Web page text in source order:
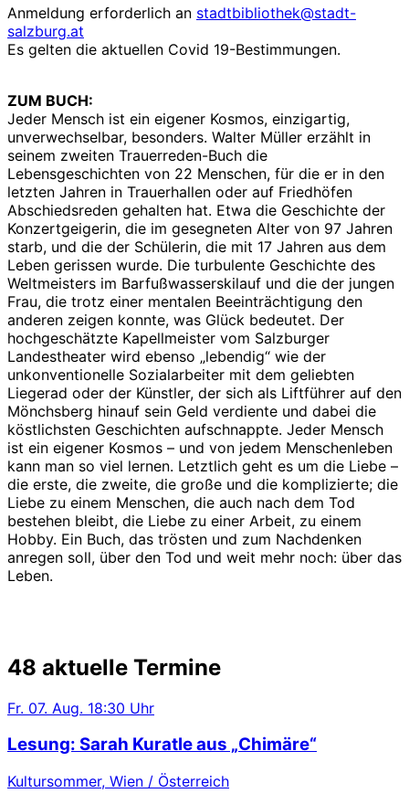
Anmeldung erforderlich an stadtbibliothek@stadt-
salzburg.at
Es gelten die aktuellen Covid 19-Bestimmungen.
ZUM BUCH:
Jeder Mensch ist ein eigener Kosmos, einzigartig,
unverwechselbar, besonders. Walter Müller erzählt in
seinem zweiten Trauerreden-Buch die
Lebensgeschichten von 22 Menschen, für die er in den
letzten Jahren in Trauerhallen oder auf Friedhöfen
Abschiedsreden gehalten hat. Etwa die Geschichte der
Konzertgeigerin, die im gesegneten Alter von 97 Jahren
starb, und die der Schülerin, die mit 17 Jahren aus dem
Leben gerissen wurde. Die turbulente Geschichte des
Weltmeisters im Barfußwasserskilauf und die der jungen
Frau, die trotz einer mentalen Beeinträchtigung den
anderen zeigen konnte, was Glück bedeutet. Der
hochgeschätzte Kapellmeister vom Salzburger
Landestheater wird ebenso „lebendig“ wie der
unkonventionelle Sozialarbeiter mit dem geliebten
Liegerad oder der Künstler, der sich als Liftführer auf den
Mönchsberg hinauf sein Geld verdiente und dabei die
köstlichsten Geschichten aufschnappte. Jeder Mensch
ist ein eigener Kosmos – und von jedem Menschenleben
kann man so viel lernen. Letztlich geht es um die Liebe –
die erste, die zweite, die große und die komplizierte; die
Liebe zu einem Menschen, die auch nach dem Tod
bestehen bleibt, die Liebe zu einer Arbeit, zu einem
Hobby. Ein Buch, das trösten und zum Nachdenken
anregen soll, über den Tod und weit mehr noch: über das
Leben.
48 aktuelle Termine
Fr. 07. Aug. 18:30 Uhr
Lesung: Sarah Kuratle aus „Chimäre“
Kultursommer, Wien / Österreich